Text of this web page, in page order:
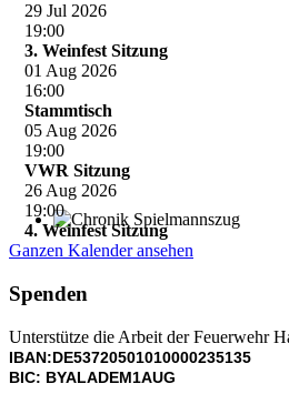
Chronik Spielmannszug
29 Jul 2026
19:00
3. Weinfest Sitzung
01 Aug 2026
16:00
Stammtisch
05 Aug 2026
19:00
VWR Sitzung
26 Aug 2026
19:00
4. Weinfest Sitzung
Ganzen Kalender ansehen
Spenden
Unterstütze die Arbeit der Feuerwehr
IBAN:DE53720501010000235135
BIC: BYALADEM1AUG